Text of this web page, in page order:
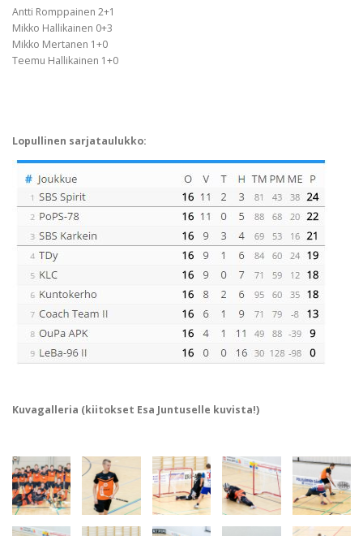
Antti Romppainen 2+1
Mikko Hallikainen 0+3
Mikko Mertanen 1+0
Teemu Hallikainen 1+0
Lopullinen sarjataulukko:
Kuvagalleria (kiitokset Esa Juntuselle kuvista!)